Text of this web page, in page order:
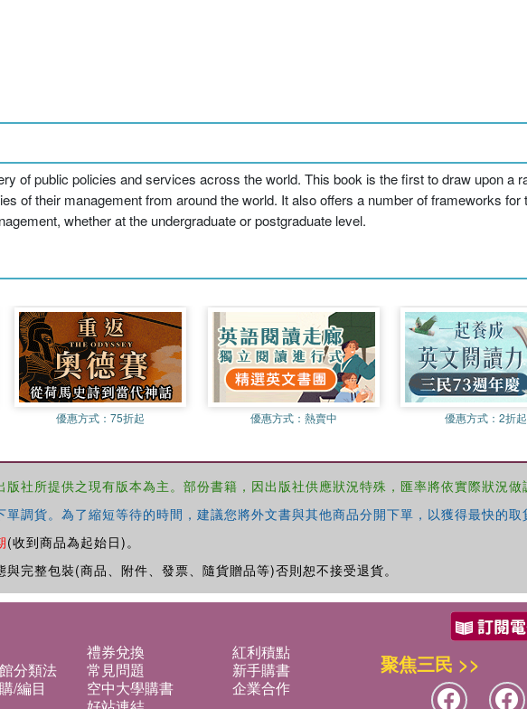
of public policies and services across the world. This book is the first to draw upon a
of their management from around the world. It also offers a number of frameworks
whether at the undergraduate or postgraduate level.
優惠方式：75折起 優惠方式： 熱賣中 優惠方式：2折起
社所提供之現有版本為主。部份書籍，因出版社供應狀況特殊，匯率將依實際狀況做
調貨。為了縮短等待的時間，建議您將外文書與其他商品分開下單，以獲得最快的取
(收到商品為起始日)。
完整包裝(商品、附件、發票、隨貨贈品等)否則恕不接受退貨。
禮券兌換
紅利積點
分類法 常見問題
新手購書
/編目 空中大學購書
企業合作
聚焦三民 >>